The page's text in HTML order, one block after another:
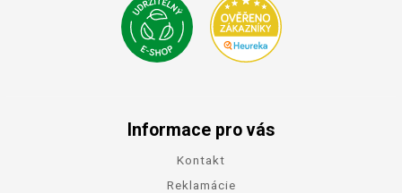
Informace pro vás
Kontakt
Reklamácie